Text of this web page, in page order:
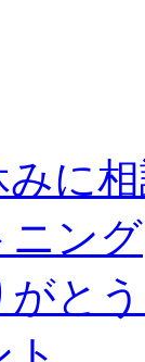
に
ニング
がと